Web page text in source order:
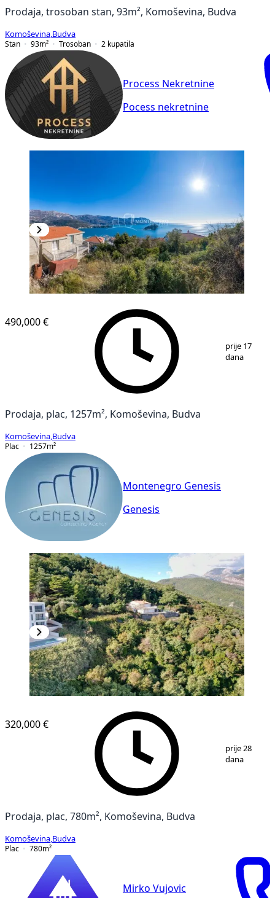
Prodaja, trosoban stan, 93m², Komoševina, Budva
Komoševina Budva
Stan
93m² Trosoban 2 kupatila
Process Nekretnine
Pocess nekretnine
1/ 12
490,000 €
prije 17
dana
Prodaja, plac, 1257m², Komoševina, Budva
Komoševina Budva
Plac
1257m²
Montenegro Genesis
Genesis
320,000 €
prije 28
dana
Prodaja, plac, 780m², Komoševina, Budva
Komoševina Budva
Plac
780m²
Mirko Vujovic